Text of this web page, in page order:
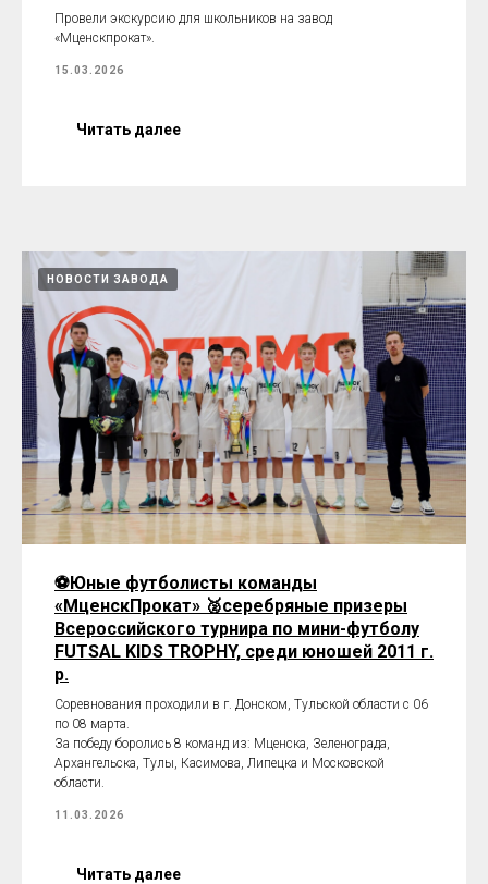
Провели экскурсию для школьников на завод
«Мценскпрокат».
15.03.2026
Читать далее
НОВОСТИ ЗАВОДА
⚽Юные футболисты команды
«МценскПрокат» 🥈серебряные призеры
Всероссийского турнира по мини-футболу
FUTSAL KIDS TROPHY, среди юношей 2011 г.
р.
Соревнования проходили в г. Донском, Тульской области с 06
по 08 марта.
За победу боролись 8 команд из: Мценска, Зеленограда,
Архангельска, Тулы, Касимова, Липецка и Московской
области.
11.03.2026
Читать далее